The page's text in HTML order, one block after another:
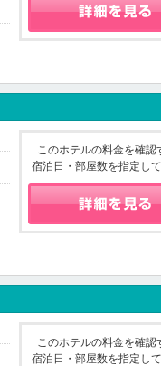
このホテルの料金を確認
宿泊日・部屋数を指定し
このホテルの料金を確認
宿泊日・部屋数を指定し